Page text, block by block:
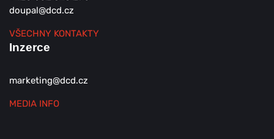
doupal@dcd.cz
VŠECHNY KONTAKTY
Inzerce
marketing@dcd.cz
MEDIA INFO